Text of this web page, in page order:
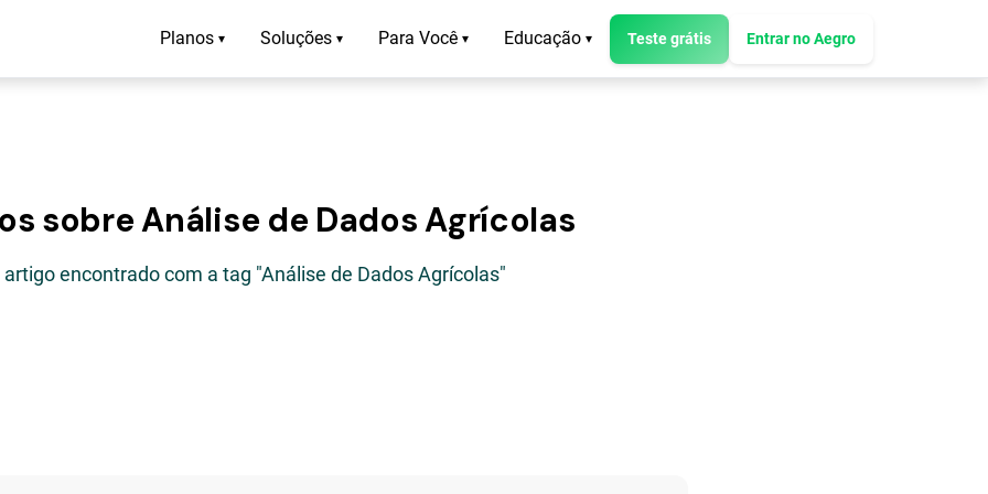
Planos ▾ Soluções ▾ Para Você ▾ Educação ▾ Teste grátis Entrar no Aegro
sobre Análise de Dados Agrícolas
artigo encontrado com a tag "Análise de Dados Agrícolas"